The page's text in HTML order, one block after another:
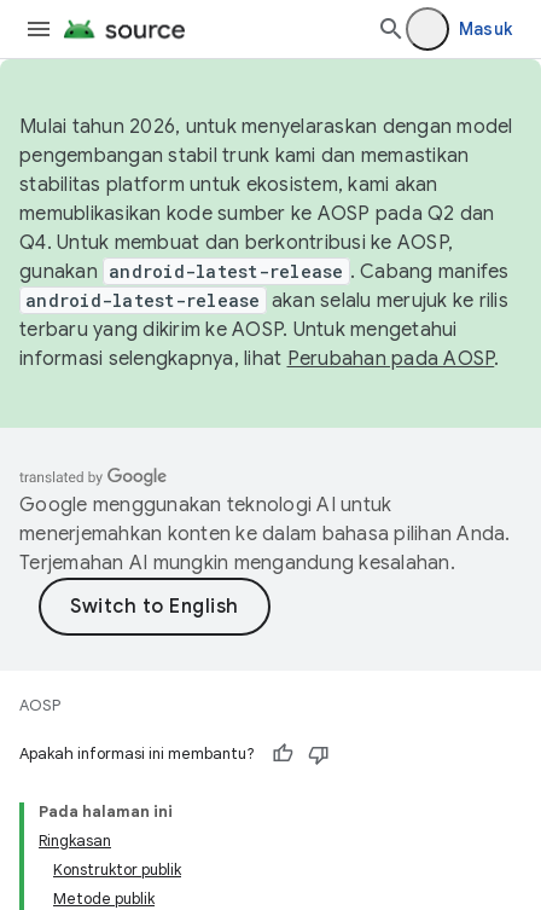
Masuk
Mulai tahun 2026, untuk menyelaraskan dengan model
pengembangan stabil trunk kami dan memastikan
stabilitas platform untuk ekosistem, kami akan
memublikasikan kode sumber ke AOSP pada Q2 dan
Q4. Untuk membuat dan berkontribusi ke AOSP,
gunakan android-latest-release . Cabang manifes
android-latest-release akan selalu merujuk ke rilis
terbaru yang dikirim ke AOSP. Untuk mengetahui
informasi selengkapnya, lihat Perubahan pada AOSP.
Google menggunakan teknologi AI untuk
menerjemahkan konten ke dalam bahasa pilihan Anda.
Terjemahan AI mungkin mengandung kesalahan.
AOSP
Apakah informasi ini membantu?
Pada halaman ini
Ringkasan
Konstruktor publik
Metode publik